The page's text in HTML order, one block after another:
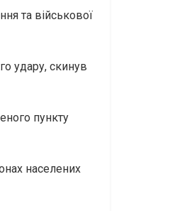
та військової
удару, скинув
пункту
населених